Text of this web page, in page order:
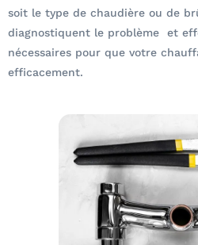
soit le type de chaudière ou de
diagnostiquent le problème et
nécessaires pour que votre
efficacement.